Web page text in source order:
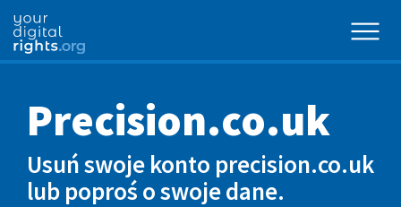
Precision.co.uk
Usuń swoje konto precision.co.uk
lub poproś o swoje dane.